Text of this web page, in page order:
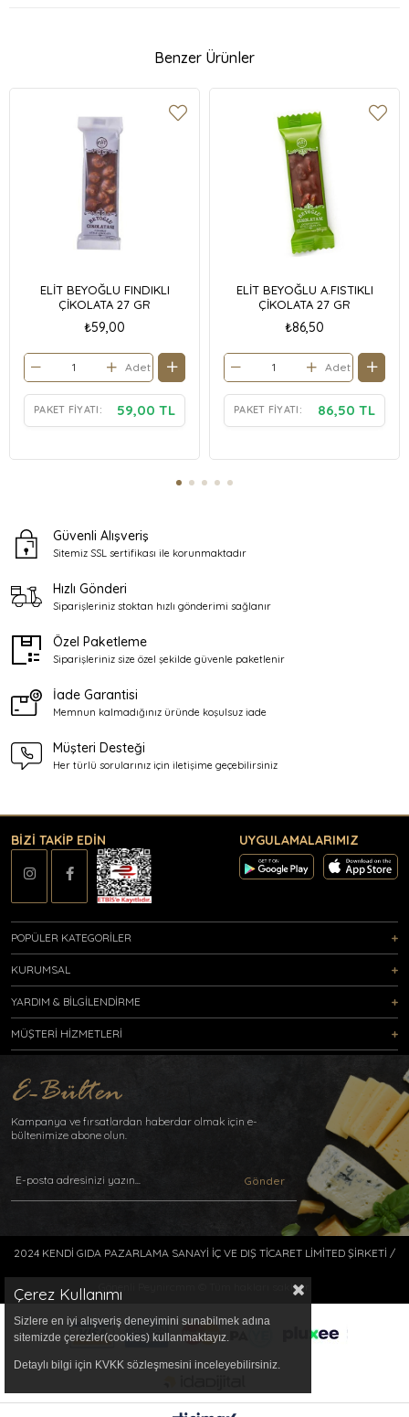
Kullanım Alanları:Ara öğün, atıştırmalık, seyahat, okul, ofis
Benzer Ürünler
ELİT BEYOĞLU FINDIKLI
ÇİKOLATA 27 GR
₺59,00
Adet
PAKET FIYATI: 59,00 TL
ELİT BEYOĞLU A.FISTIKLI
ÇİKOLATA 27 GR
₺86,50
Adet
PAKET FIYATI: 86,50 TL
Güvenli Alışveriş
Sitemiz SSL sertifikası ile korunmaktadır
Hızlı Gönderi
Siparişleriniz stoktan hızlı gönderimi sağlanır
Özel Paketleme
Siparişleriniz size özel şekilde güvenle paketlenir
İade Garantisi
Memnun kalmadığınız üründe koşulsuz iade
Müşteri Desteği
Her türlü sorularınız için iletişime geçebilirsiniz
BİZİ TAKİP EDİN UYGULAMALARIMIZ
POPÜLER KATEGORİLER
KURUMSAL
YARDIM & BİLGİLENDİRME
MÜŞTERİ HİZMETLERİ
Kampanya ve fırsatlardan haberdar olmak için e-
bültenimize abone olun.
Gönder
2024 KENDİ GIDA PAZARLAMA SANAYİ İÇ VE DIŞ TİCARET LİMİTED ŞİRKETİ /
Gönenli Peynircmm © Tüm hakları saklıdır.
Çerez Kullanımı
Sizlere en iyi alışveriş deneyimini sunabilmek adına
sitemizde çerezler(cookies) kullanmaktayız.
Detaylı bilgi için KVKK sözleşmesini inceleyebilirsiniz.